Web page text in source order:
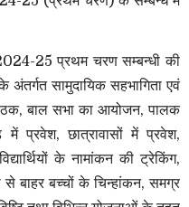
25 प्रथम चरण सम्बन्धी की
अंतर्गत सामुदायिक सहभागिता एवं
बाल सभा का आयोजन, पालक
में प्रवेश, छात्रावासों में प्रवेश,
के नामांकन की ट्रेकिंग,
बाहर बच्चों के चिन्हांकन, समग्र